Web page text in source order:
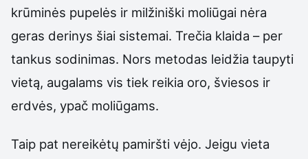
krūminės pupelės ir milžiniški moliūgai nėra
geras derinys šiai sistemai. Trečia klaida – per
tankus sodinimas. Nors metodas leidžia taupyti
vietą, augalams vis tiek reikia oro, šviesos ir
erdvės, ypač moliūgams.
Taip pat nereikėtų pamiršti vėjo. Jeigu vieta